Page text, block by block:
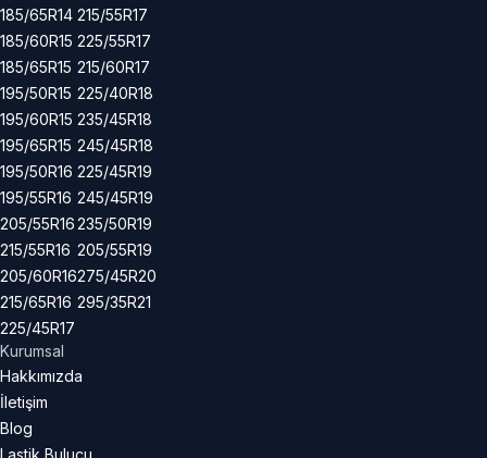
185/65R14
185/60R15
185/65R15
195/50R15
195/60R15
195/65R15
195/50R16
195/55R16
205/55R16
215/55R16
205/60R16
215/65R16
225/45R17
215/55R17
225/55R17
215/60R17
225/40R18
235/45R18
245/45R18
225/45R19
245/45R19
235/50R19
205/55R19
275/45R20
295/35R21
Kurumsal
Hakkımızda
İletişim
Blog